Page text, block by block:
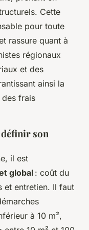
Cette
pour toute
rassure quant à
régionaux
et des
ainsi la
frais
son
il est
global: coût du
et entretien. Il faut
à 10 m²,